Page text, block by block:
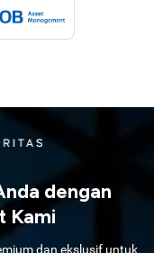
dengan
Kami
dan ekslusif untuk